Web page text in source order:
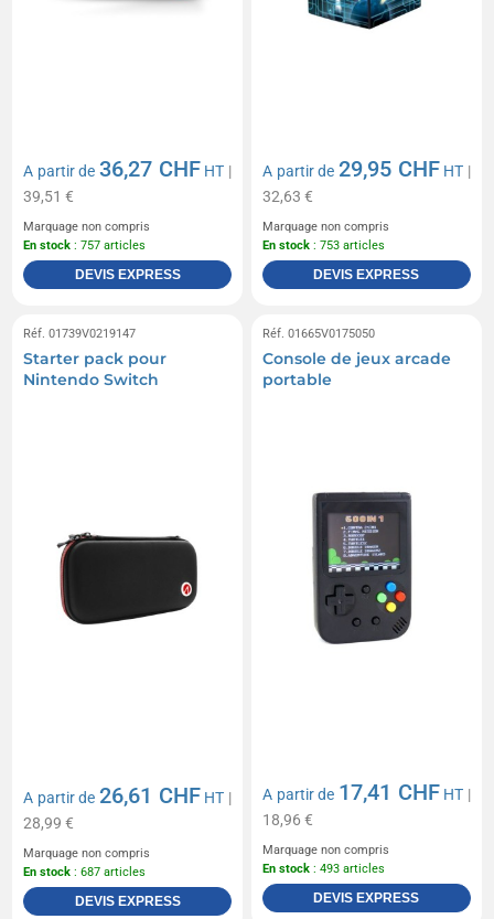
A partir de36,27 CHF HT |
39,51 €
Marquage non compris
En stock : 757 articles
DEVIS EXPRESS
A partir de 29,95 CHF HT |
32,63 €
Marquage non compris
En stock : 753 articles
DEVIS EXPRESS
Réf. 01739V0219147
Starter pack pour
Nintendo Switch
A partir de26,61 CHF HT |
28,99 €
Marquage non compris
En stock : 687 articles
DEVIS EXPRESS
Réf. 01665V0175050
Console de jeux arcade
portable
A partir de 17,41 CHF HT |
18,96 €
Marquage non compris
En stock : 493 articles
DEVIS EXPRESS